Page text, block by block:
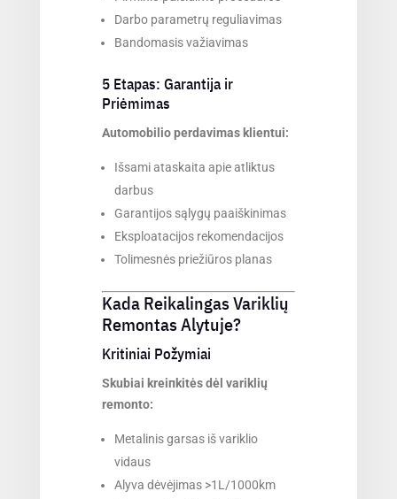
Darbo parametrų reguliavimas
Bandomasis važiavimas
5 Etapas: Garantija ir
Priėmimas
Automobilio perdavimas klientui:
Išsami ataskaita apie atliktus
darbus
Garantijos sąlygų paaiškinimas
Eksploatacijos rekomendacijos
Tolimesnės priežiūros planas
Kada Reikalingas Variklių
Remontas Alytuje?
Kritiniai Požymiai
Skubiai kreiпkitės dėl variklių
remonto:
Metalinis garsas iš variklio
vidaus
Alyva dėvėjimas >1L/1000km